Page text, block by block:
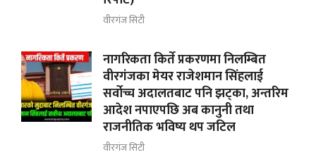
वीरगंज सिटी
नागरिकता किर्ते प्रकरणमा निलम्बित
वीरगंजका मेयर राजेशमान सिंहलाई
सर्वोच्च अदालतबाट पनि झट्का, अन्तरिम
आदेश नपाएपछि अब कानुनी तथा
राजनीतिक भविष्य थप जटिल
वीरगंज सिटी